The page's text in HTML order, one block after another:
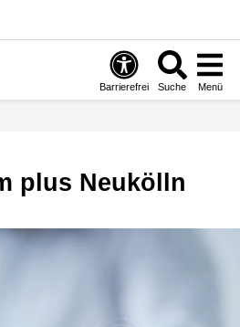
Barrierefrei Suche Menü
plus Neukölln